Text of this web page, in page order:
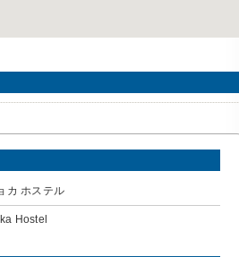
カ ホステル
Hostel